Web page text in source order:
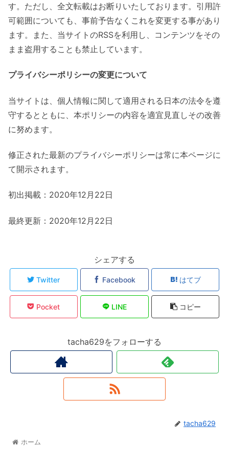
す。ただし、全文転載はお断りいたしております。引用許
可範囲についても、事前予告なくこれを変更する事があり
ます。また、当サイトのRSSを利用し、コンテンツをその
まま盗用することも禁止しています。
プライバシーポリシーの変更について
当サイトは、個人情報に関して適用される日本の法令を遵
守するとともに、本ポリシーの内容を適宜見直しその改善
に努めます。
修正された最新のプライバシーポリシーは常に本ページに
て開示されます。
初出掲載：2020年12月22日
最終更新：2020年12月22日
シェアする
Twitter Facebook はてブ
Pocket LINE コピー
tacha629をフォローする
tacha629
ホーム